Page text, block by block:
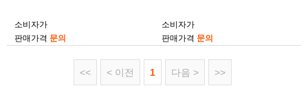
소비자가
판매가격 문의
소비자가
판매가격 문의
<< < 이전 1 다음 > >>